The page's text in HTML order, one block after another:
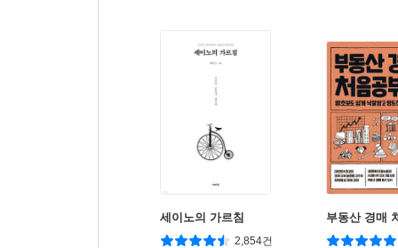
세이노의 가르침
2,854건
부동산 경매